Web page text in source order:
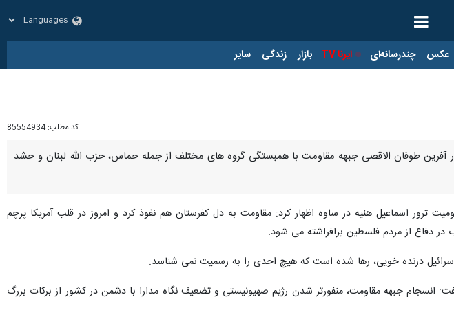
عکس چندرسانه‌ای ایرنا TV بازار زندگی سایر
کد مطلب: 85554934
گفت: امروز بعد از گذشت ۹ ماه از عملیات غرور آفرین طوفان الاقصی جبهه مقاومت با همبستگی گروه های مختلف از جمله حماس، حزب الله لبنان و حشد
ترور اسماعیل هنیه در ساوه اظهار کرد: مقاومت به دل کفرستان هم نفوذ کرد و امروز در قلب آمریکا پرچم
دفاع از مردم فلسطین برافراشته می شود.
درنده خویی، رها شده است که هیچ احدی را به رسمیت نمی شناسد.
انسجام جبهه مقاومت، منفورتر شدن رژیم صهیونیستی و تضعیف نگاه مدارا با دشمن در کشور از برکات بزرگ